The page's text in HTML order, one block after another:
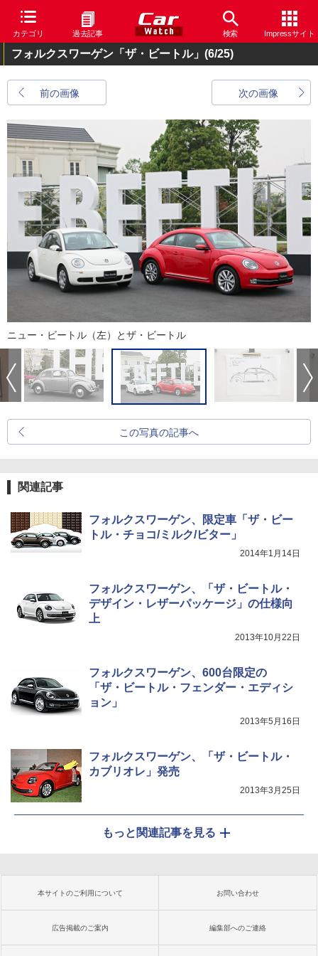
カテゴリ 過去記事 検索 Impressサイト
フォルクスワーゲン「ザ・ビートル」 (6/25)
前の画像 次の画像
ニュー・ビートル（左）とザ・ビートル
この写真の記事へ
関連記事
フォルクスワーゲン、限定車「ザ・ビー
トル・チョコ/ミルク/ビター」
2014年1月14日
フォルクスワーゲン、「ザ・ビートル・
デザイン・レザーパッケージ」の仕様向
上
2013年10月22日
フォルクスワーゲン、600台限定の
「ザ・ビートル・フェンダー・エディシ
ョン」
2013年5月16日
フォルクスワーゲン、「ザ・ビートル・
カブリオレ」発売
2013年3月25日
もっと関連記事を見る
本サイトのご利用について お問い合わせ
広告掲載のご案内 編集部へのご連絡